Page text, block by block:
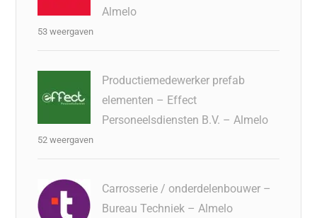
Almelo
53 weergaven
Productiemedewerker prefab
elementen – Effect
Personeelsdiensten B.V. – Almelo
52 weergaven
Carrosserie / onderdelenbouwer –
Bureau Techniek – Almelo